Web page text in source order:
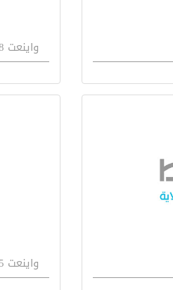
واينعت 18
واينعت 15